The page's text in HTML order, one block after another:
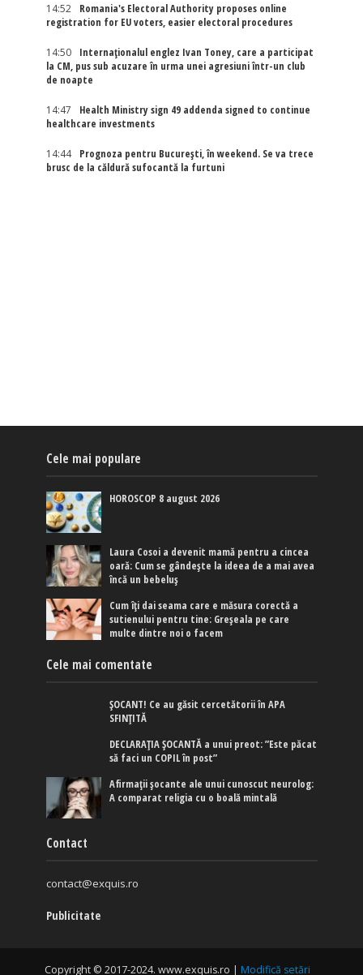
14:52
Romania's Electoral Authority proposes online
registration for EU voters, easier electoral procedures
14:50
Internaţionalul englez Ivan Toney, care a participat
la CM, pus sub acuzare în urma unei agresiuni într-un club
de noapte
14:47
Health Ministry sign 49 addenda signed to continue
healthcare investments
14:44
Prognoza pentru București, în weekend. Se va trece
brusc de la căldură sufocantă la furtuni
Cele mai populare
HOROSCOP 8 august 2026
Laura Cosoi a devenit mamă pentru a cincea
oară: Cum se gândește la ideea de a mai avea
încă un bebeluș
Cum îți dai seama care e măsura corectă a
sutienului pentru tine: Greșeala pe care
multe dintre noi o facem
Cele mai comentate
ȘOCANT! Ce au găsit cercetătorii în APA
SFINȚITĂ
DECLARAȚIA ȘOCANTĂ a unui preot: ”Este păcat
să faci un COPIL în post”
Afirmaţii şocante ale unui cunoscut neurolog:
A comparat religia cu o boală mintală
Contact
contact@exquis.ro
Publicitate
Copyright © 2017-2024. www.exquis.ro | Modifică setări